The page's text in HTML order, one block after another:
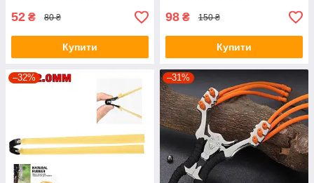
52 ₴ 80 ₴
Купити
98 ₴ 150 ₴
Купити
–32% –31%